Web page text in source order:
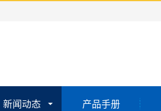
新闻动态 产品手册